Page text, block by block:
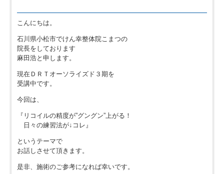
こんにちは。
石川県小松市でけん幸整体院こまつの
院長をしております
麻田浩と申します。
現在ＤＲＴオーソライズド３期を
受講中です。
今回は、
『リコイルの精度が”グングン”上がる！
日々の練習法が↓コレ』
というテーマで
お話しさせて頂きます。
是非、施術のご参考になれば幸いです。